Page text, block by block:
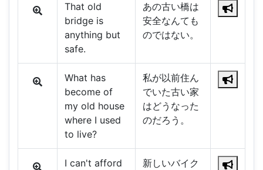
That old
bridge is
anything but
safe.
あの古い橋は
安全なんても
のではない。
What has
become of
my old house
where I used
to live?
私が以前住ん
でいた古い家
はどうなった
のだろう。
I can't afford
新しいバイク